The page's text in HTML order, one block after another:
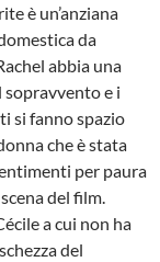
è un’anziana
da
abbia una
sopravvento e i
si fanno spazio
che è stata
per paura
del film.
a cui non ha
del